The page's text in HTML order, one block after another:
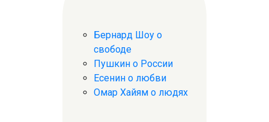
Бернард Шоу о
свободе
Пушкин о России
Есенин о любви
Омар Хайям о людях